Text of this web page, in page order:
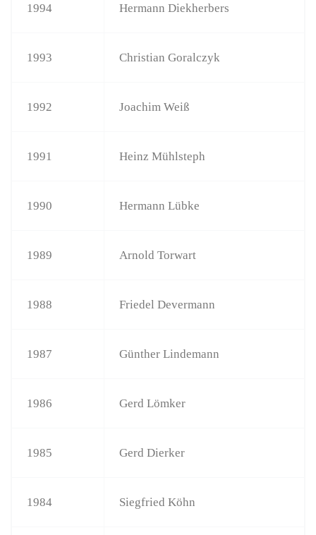
1994 Hermann Diekherbers
1993 Christian Goralczyk
1992 Joachim Weiß
1991 Heinz Mühlsteph
1990 Hermann Lübke
1989 Arnold Torwart
1988 Friedel Devermann
1987 Günther Lindemann
1986 Gerd Lömker
1985 Gerd Dierker
1984 Siegfried Köhn